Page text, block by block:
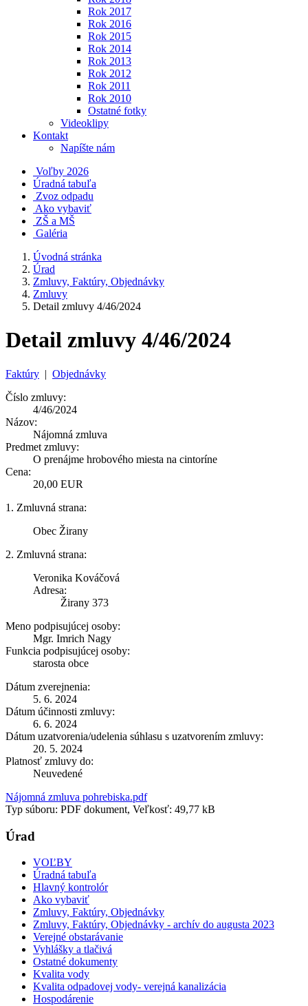
Rok 2017
Rok 2016
Rok 2015
Rok 2014
Rok 2013
Rok 2012
Rok 2011
Rok 2010
Ostatné fotky
Videoklipy
Kontakt
Napíšte nám
Voľby 2026
Úradná tabuľa
Zvoz odpadu
Ako vybaviť
ZŠ a MŠ
Galéria
Úvodná stránka
Úrad
Zmluvy, Faktúry, Objednávky
Zmluvy
Detail zmluvy 4/46/2024
Detail zmluvy 4/46/2024
Faktúry | Objednávky
Číslo zmluvy:
4/46/2024
Názov:
Nájomná zmluva
Predmet zmluvy:
O prenájme hrobového miesta na cintoríne
Cena:
20,00 EUR
1. Zmluvná strana:
Obec Žirany
2. Zmluvná strana:
Veronika Kováčová
Adresa:
Žirany 373
Meno podpisujúcej osoby:
Mgr. Imrich Nagy
Funkcia podpisujúcej osoby:
starosta obce
Dátum zverejnenia:
5. 6. 2024
Dátum účinnosti zmluvy:
6. 6. 2024
Dátum uzatvorenia/udelenia súhlasu s uzatvorením zmluvy:
20. 5. 2024
Platnosť zmluvy do:
Neuvedené
Nájomná zmluva pohrebiska.pdf
Typ súboru: PDF dokument, Veľkosť: 49,77 kB
Úrad
VOĽBY
Úradná tabuľa
Hlavný kontrolór
Ako vybaviť
Zmluvy, Faktúry, Objednávky
Zmluvy, Faktúry, Objednávky - archív do augusta 2023
Verejné obstarávanie
Vyhlášky a tlačivá
Ostatné dokumenty
Kvalita vody
Kvalita odpadovej vody- verejná kanalizácia
Hospodárenie